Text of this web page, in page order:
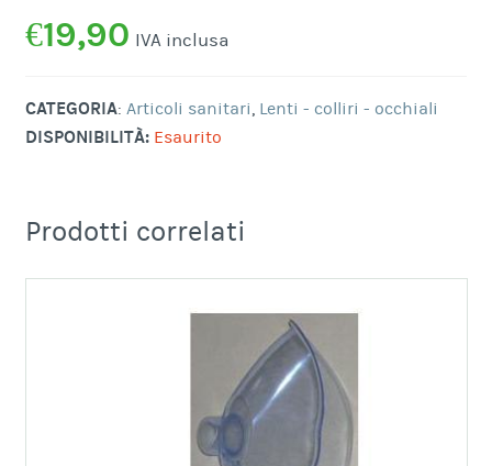
€19,90 IVA inclusa
CATEGORIA: Articoli sanitari, Lenti - colliri - occhiali
DISPONIBILITÀ: Esaurito
Prodotti correlati